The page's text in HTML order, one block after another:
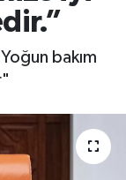
bakım